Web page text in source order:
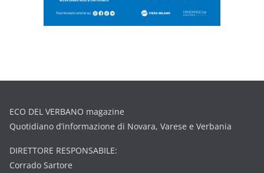
ECO DEL VERBANO magazine
Quotidiano d’informazione di Novara, Varese e Verbania
DIRETTORE RESPONSABILE:
Corrado Sartore